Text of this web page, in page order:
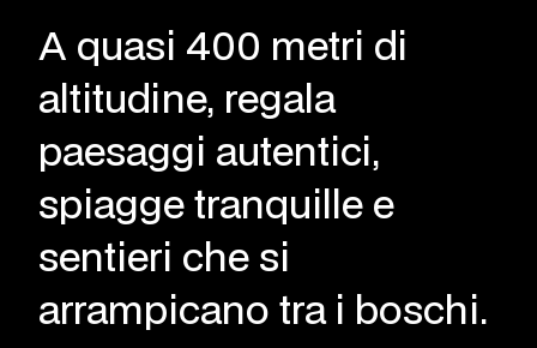
A quasi 400 metri di
altitudine, regala
paesaggi autentici,
spiagge tranquille e
sentieri che si
arrampicano tra i boschi.